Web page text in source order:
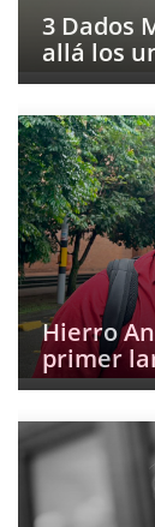
3 Dados
allá los
Hierro
primer